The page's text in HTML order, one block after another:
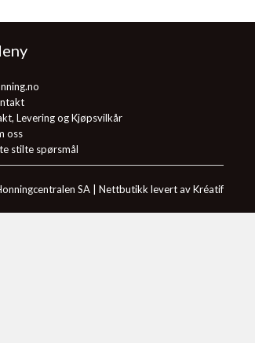
Levering og Kjøpsvilkår
oss
stilte spørsmål
SA | Nettbutikk levert av Kréatif